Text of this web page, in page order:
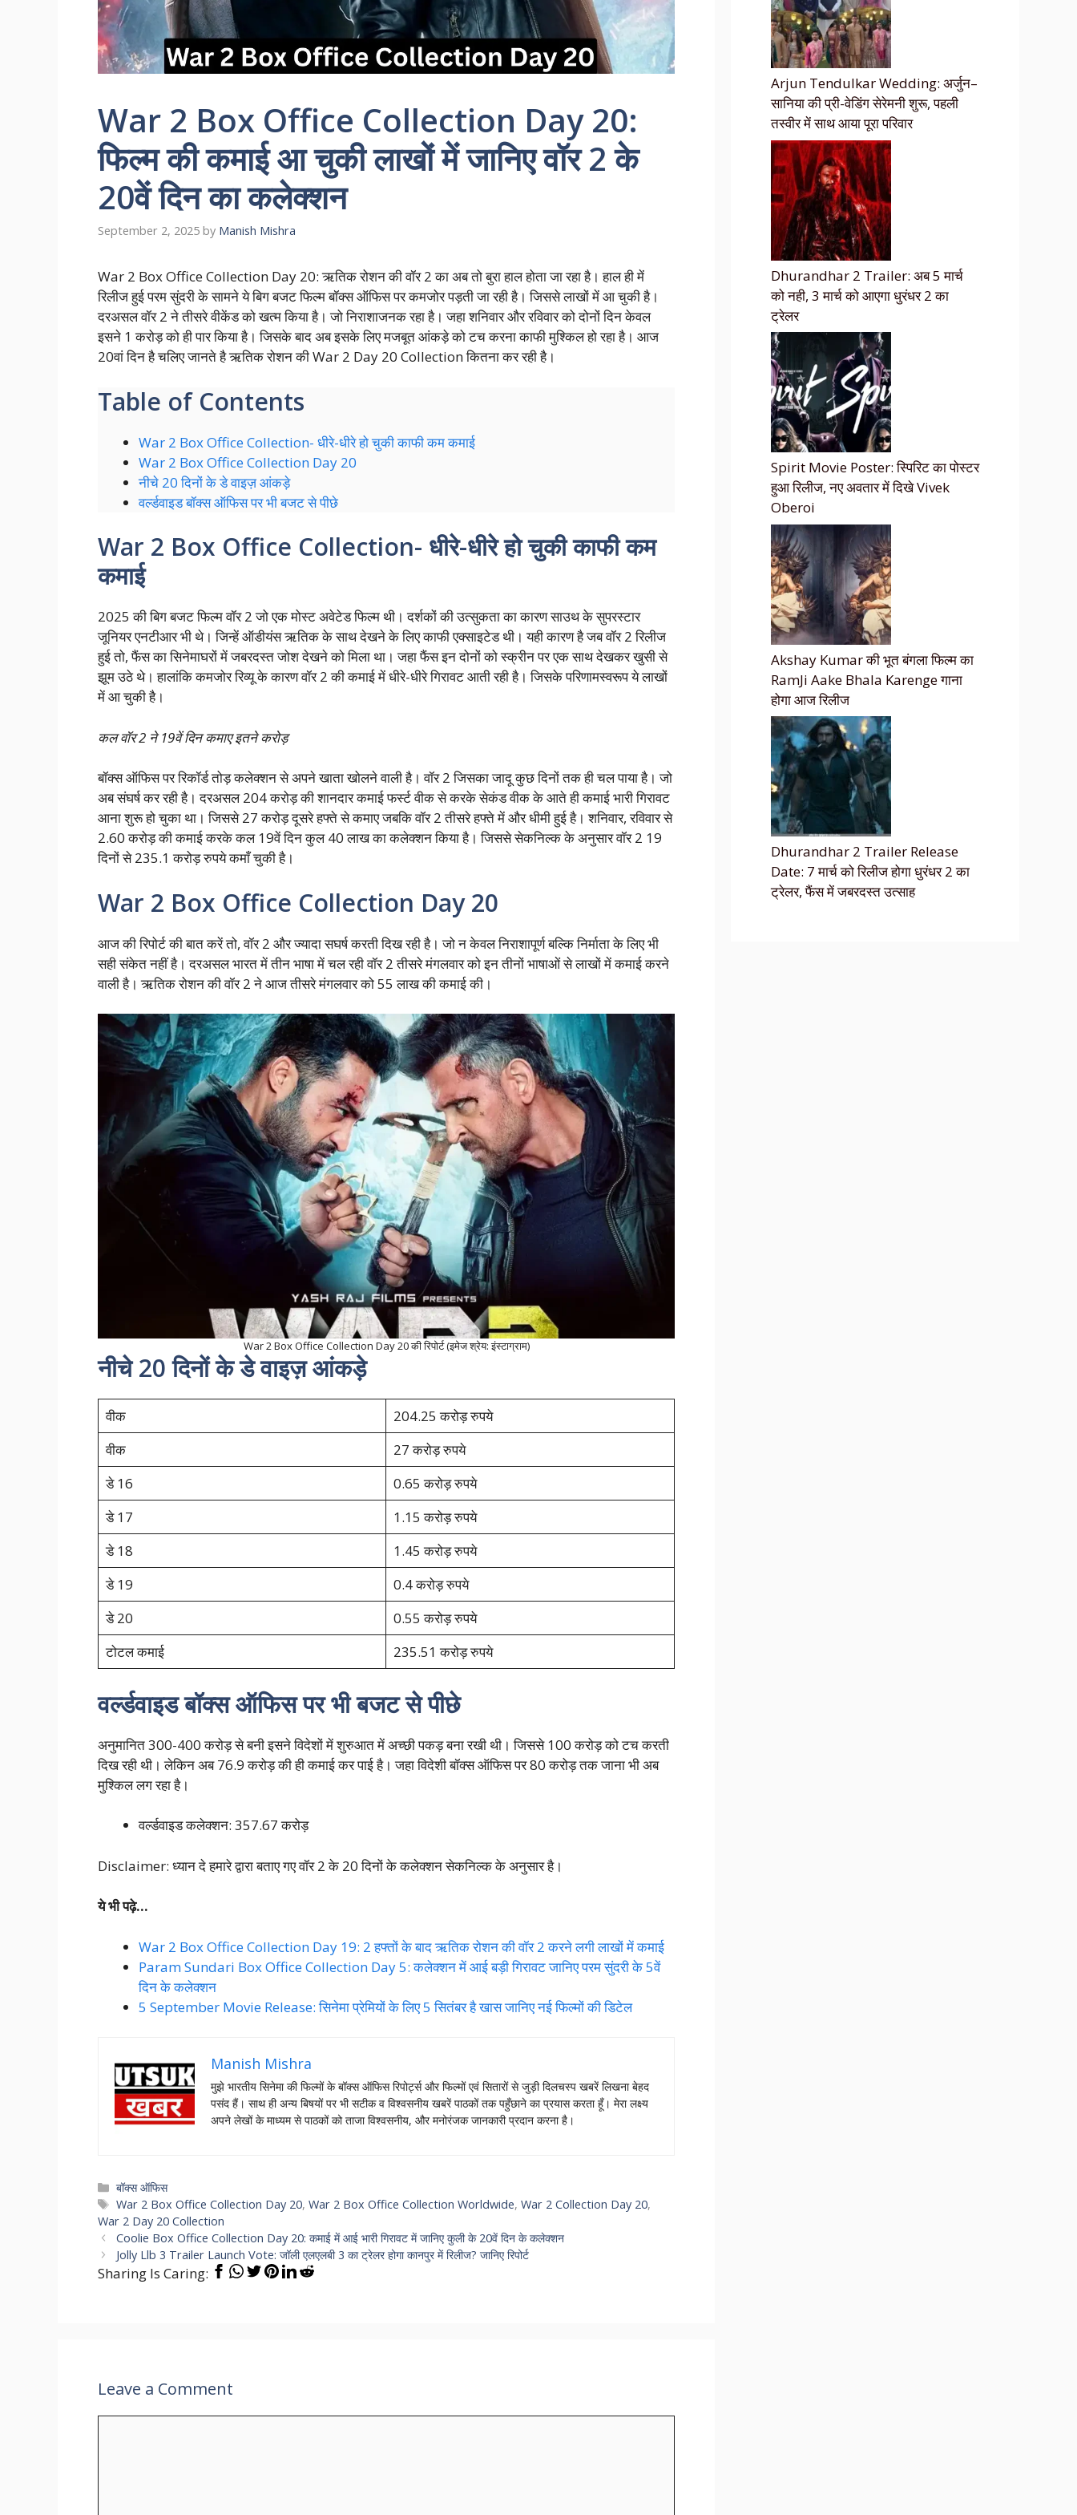
War 2 Box Office Collection Day 20:
फिल्म की कमाई आ चुकी लाखों में जानिए वॉर 2 के
20वें दिन का कलेक्शन
September 2, 2025 by Manish Mishra
War 2 Box Office Collection Day 20: ऋतिक रोशन की वॉर 2 का अब तो बुरा हाल होता जा रहा है। हाल ही में
रिलीज हुई परम सुंदरी के सामने ये बिग बजट फिल्म बॉक्स ऑफिस पर कमजोर पड़ती जा रही है। जिससे लाखों में आ चुकी है।
दरअसल वॉर 2 ने तीसरे वीकेंड को खत्म किया है। जो निराशाजनक रहा है। जहा शनिवार और रविवार को दोनों दिन केवल
इसने 1 करोड़ को ही पार किया है। जिसके बाद अब इसके लिए मजबूत आंकड़े को टच करना काफी मुश्किल हो रहा है। आज
20वां दिन है चलिए जानते है ऋतिक रोशन की War 2 Day 20 Collection कितना कर रही है।
Table of Contents
War 2 Box Office Collection- धीरे-धीरे हो चुकी काफी कम कमाई
War 2 Box Office Collection Day 20
नीचे 20 दिनों के डे वाइज़ आंकड़े
वर्ल्डवाइड बॉक्स ऑफिस पर भी बजट से पीछे
War 2 Box Office Collection- धीरे-धीरे हो चुकी काफी कम
कमाई
2025 की बिग बजट फिल्म वॉर 2 जो एक मोस्ट अवेटेड फिल्म थी। दर्शकों की उत्सुकता का कारण साउथ के सुपरस्टार
जूनियर एनटीआर भी थे। जिन्हें ऑडीयंस ऋतिक के साथ देखने के लिए काफी एक्साइटेड थी। यही कारण है जब वॉर 2 रिलीज
हुई तो, फैंस का सिनेमाघरों में जबरदस्त जोश देखने को मिला था। जहा फैंस इन दोनों को स्क्रीन पर एक साथ देखकर खुसी से
झूम उठे थे। हालांकि कमजोर रिव्यू के कारण वॉर 2 की कमाई में धीरे-धीरे गिरावट आती रही है। जिसके परिणामस्वरूप ये लाखों
में आ चुकी है।
कल वॉर 2 ने 19वें दिन कमाए इतने करोड़
बॉक्स ऑफिस पर रिकॉर्ड तोड़ कलेक्शन से अपने खाता खोलने वाली है। वॉर 2 जिसका जादू कुछ दिनों तक ही चल पाया है। जो
अब संघर्ष कर रही है। दरअसल 204 करोड़ की शानदार कमाई फर्स्ट वीक से करके सेकंड वीक के आते ही कमाई भारी गिरावट
आना शुरू हो चुका था। जिससे 27 करोड़ दूसरे हफ्ते से कमाए जबकि वॉर 2 तीसरे हफ्ते में और धीमी हुई है। शनिवार, रविवार से
2.60 करोड़ की कमाई करके कल 19वें दिन कुल 40 लाख का कलेक्शन किया है। जिससे सेकनिल्क के अनुसार वॉर 2 19
दिनों से 235.1 करोड़ रुपये कमाँ चुकी है।
War 2 Box Office Collection Day 20
आज की रिपोर्ट की बात करें तो, वॉर 2 और ज्यादा सघर्ष करती दिख रही है। जो न केवल निराशापूर्ण बल्कि निर्माता के लिए भी
सही संकेत नहीं है। दरअसल भारत में तीन भाषा में चल रही वॉर 2 तीसरे मंगलवार को इन तीनों भाषाओं से लाखों में कमाई करने
वाली है। ऋतिक रोशन की वॉर 2 ने आज तीसरे मंगलवार को 55 लाख की कमाई की।
War 2 Box Office Collection Day 20 की रिपोर्ट (इमेज श्रेय: इंस्टाग्राम)
नीचे 20 दिनों के डे वाइज़ आंकड़े
वीक
204.25 करोड़ रुपये
वीक
27 करोड़ रुपये
डे 16
0.65 करोड़ रुपये
डे 17
1.15 करोड़ रुपये
डे 18
1.45 करोड़ रुपये
डे 19
0.4 करोड़ रुपये
डे 20
0.55 करोड़ रुपये
टोटल कमाई
235.51 करोड़ रुपये
वर्ल्डवाइड बॉक्स ऑफिस पर भी बजट से पीछे
अनुमानित 300-400 करोड़ से बनी इसने विदेशों में शुरुआत में अच्छी पकड़ बना रखी थी। जिससे 100 करोड़ को टच करती
दिख रही थी। लेकिन अब 76.9 करोड़ की ही कमाई कर पाई है। जहा विदेशी बॉक्स ऑफिस पर 80 करोड़ तक जाना भी अब
मुश्किल लग रहा है।
वर्ल्डवाइड कलेक्शन: 357.67 करोड़
Disclaimer: ध्यान दे हमारे द्वारा बताए गए वॉर 2 के 20 दिनों के कलेक्शन सेकनिल्क के अनुसार है।
ये भी पढ़े…
War 2 Box Office Collection Day 19: 2 हफ्तों के बाद ऋतिक रोशन की वॉर 2 करने लगी लाखों में कमाई
Param Sundari Box Office Collection Day 5: कलेक्शन में आई बड़ी गिरावट जानिए परम सुंदरी के 5वें
दिन के कलेक्शन
5 September Movie Release: सिनेमा प्रेमियों के लिए 5 सितंबर है खास जानिए नई फिल्मों की डिटेल
Manish Mishra
मुझे भारतीय सिनेमा की फिल्मों के बॉक्स ऑफिस रिपोर्ट्स और फिल्मों एवं सितारों से जुड़ी दिलचस्प खबरें लिखना बेहद
पसंद हैं। साथ ही अन्य बिषयों पर भी सटीक व विश्वसनीय खबरें पाठकों तक पहुँछाने का प्रयास करता हूँ। मेरा लक्ष्य
अपने लेखों के माध्यम से पाठकों को ताजा विश्वसनीय, और मनोरंजक जानकारी प्रदान करना है।
Categories
बॉक्स ऑफिस
Tags
War 2 Box Office Collection Day 20,War 2 Box Office Collection Worldwide,War 2 Collection Day 20,
War 2 Day 20 Collection
Coolie Box Office Collection Day 20: कमाई में आई भारी गिरावट में जानिए कुली के 20वें दिन के कलेक्शन
Jolly Llb 3 Trailer Launch Vote: जॉली एलएलबी 3 का ट्रेलर होगा कानपुर में रिलीज? जानिए रिपोर्ट
Sharing Is Caring:
Leave a Comment
Arjun Tendulkar Wedding: अर्जुन–
सानिया की प्री-वेडिंग सेरेमनी शुरू, पहली
तस्वीर में साथ आया पूरा परिवार
Dhurandhar 2 Trailer: अब 5 मार्च
को नही, 3 मार्च को आएगा धुरंधर 2 का
ट्रेलर
Spirit Movie Poster: स्पिरिट का पोस्टर
हुआ रिलीज, नए अवतार में दिखे Vivek
Oberoi
Akshay Kumar की भूत बंगला फिल्म का
RamJi Aake Bhala Karenge गाना
होगा आज रिलीज
Dhurandhar 2 Trailer Release
Date: 7 मार्च को रिलीज होगा धुरंधर 2 का
ट्रेलर, फैंस में जबरदस्त उत्साह